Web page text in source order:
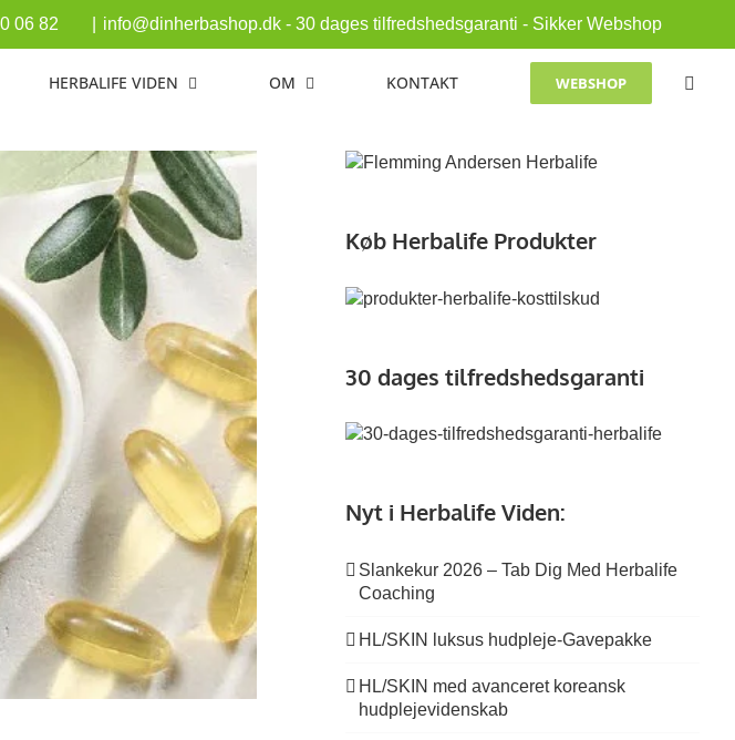
06 82 info@dinherbashop.dk - 30 dages tilfredshedsgaranti - Sikker Webshop
HERBALIFE VIDEN OM KONTAKT WEBSHOP
Køb Herbalife Produkter
30 dages tilfredshedsgaranti
Nyt i Herbalife Viden:
Slankekur 2026 – Tab Dig Med Herbalife
Coaching
HL/SKIN luksus hudpleje-Gavepakke
HL/SKIN med avanceret koreansk
hudplejevidenskab